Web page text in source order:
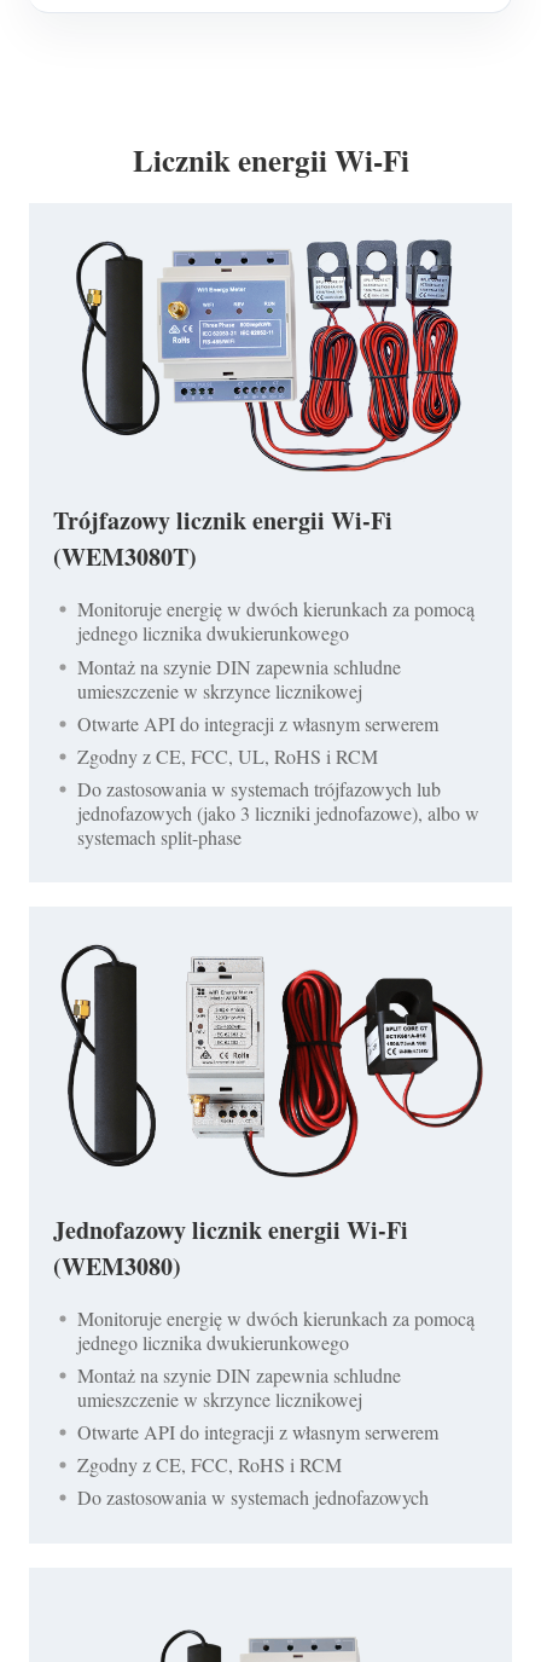
Licznik energii Wi-Fi
Trójfazowy licznik energii Wi-Fi
(WEM3080T)
Monitoruje energię w dwóch kierunkach za pomocą
jednego licznika dwukierunkowego
Montaż na szynie DIN zapewnia schludne
umieszczenie w skrzynce licznikowej
Otwarte API do integracji z własnym serwerem
Zgodny z CE, FCC, UL, RoHS i RCM
Do zastosowania w systemach trójfazowych lub
jednofazowych (jako 3 liczniki jednofazowe), albo w
systemach split-phase
Jednofazowy licznik energii Wi-Fi
(WEM3080)
Monitoruje energię w dwóch kierunkach za pomocą
jednego licznika dwukierunkowego
Montaż na szynie DIN zapewnia schludne
umieszczenie w skrzynce licznikowej
Otwarte API do integracji z własnym serwerem
Zgodny z CE, FCC, RoHS i RCM
Do zastosowania w systemach jednofazowych